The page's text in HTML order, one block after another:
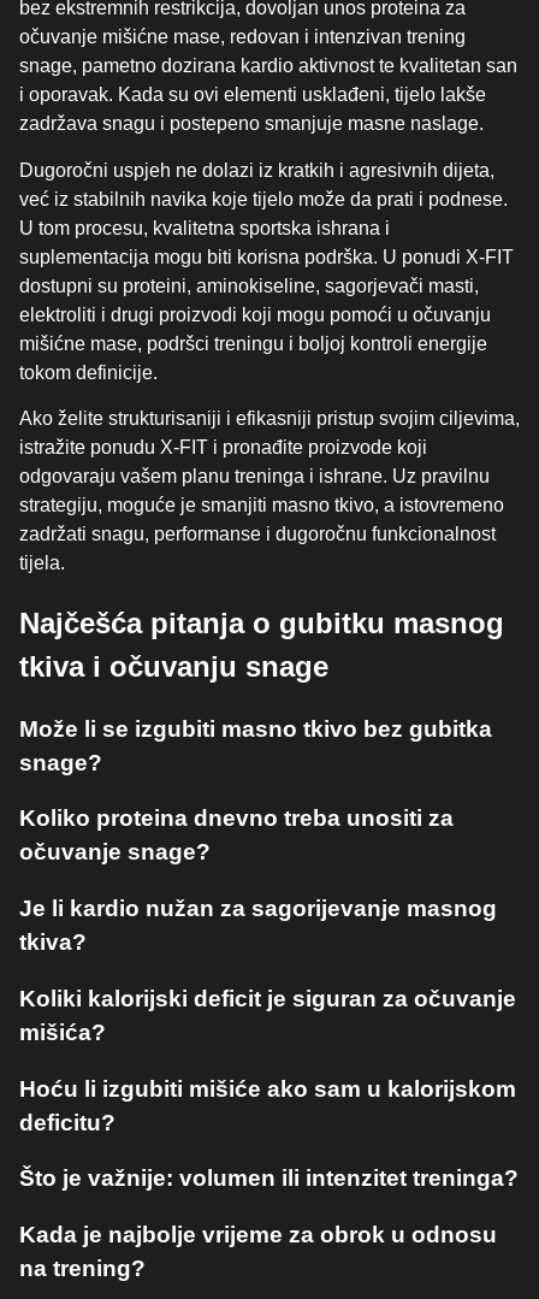
bez ekstremnih restrikcija, dovoljan unos proteina za
očuvanje mišićne mase, redovan i intenzivan trening
snage, pametno dozirana kardio aktivnost te kvalitetan san
i oporavak. Kada su ovi elementi usklađeni, tijelo lakše
zadržava snagu i postepeno smanjuje masne naslage.
Dugoročni uspjeh ne dolazi iz kratkih i agresivnih dijeta,
već iz stabilnih navika koje tijelo može da prati i podnese.
U tom procesu, kvalitetna sportska ishrana i
suplementacija mogu biti korisna podrška. U ponudi X-FIT
dostupni su proteini, aminokiseline, sagorjevači masti,
elektroliti i drugi proizvodi koji mogu pomoći u očuvanju
mišićne mase, podršci treningu i boljoj kontroli energije
tokom definicije.
Ako želite strukturisaniji i efikasniji pristup svojim ciljevima,
istražite ponudu X-FIT i pronađite proizvode koji
odgovaraju vašem planu treninga i ishrane. Uz pravilnu
strategiju, moguće je smanjiti masno tkivo, a istovremeno
zadržati snagu, performanse i dugoročnu funkcionalnost
tijela.
Najčešća pitanja o gubitku masnog
tkiva i očuvanju snage
Može li se izgubiti masno tkivo bez gubitka
snage?
Koliko proteina dnevno treba unositi za
očuvanje snage?
Je li kardio nužan za sagorijevanje masnog
tkiva?
Koliki kalorijski deficit je siguran za očuvanje
mišića?
Hoću li izgubiti mišiće ako sam u kalorijskom
deficitu?
Što je važnije: volumen ili intenzitet treninga?
Kada je najbolje vrijeme za obrok u odnosu
na trening?